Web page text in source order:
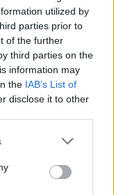
utilized by
parties prior to
of the further
third parties on the
information may
the IAB’s List of
disclose it to other